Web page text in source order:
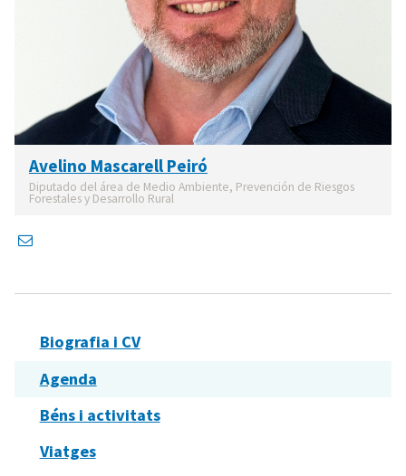
Avelino Mascarell Peiró
Diputado del área de Medio Ambiente, Prevención de Riesgos
Forestales y Desarrollo Rural
Biografia i CV
Agenda
Béns i activitats
Viatges